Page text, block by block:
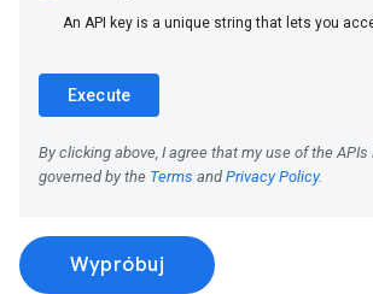
Wypróbuj